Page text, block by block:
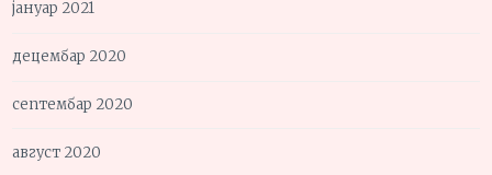
јануар 2021
децембар 2020
септембар 2020
август 2020